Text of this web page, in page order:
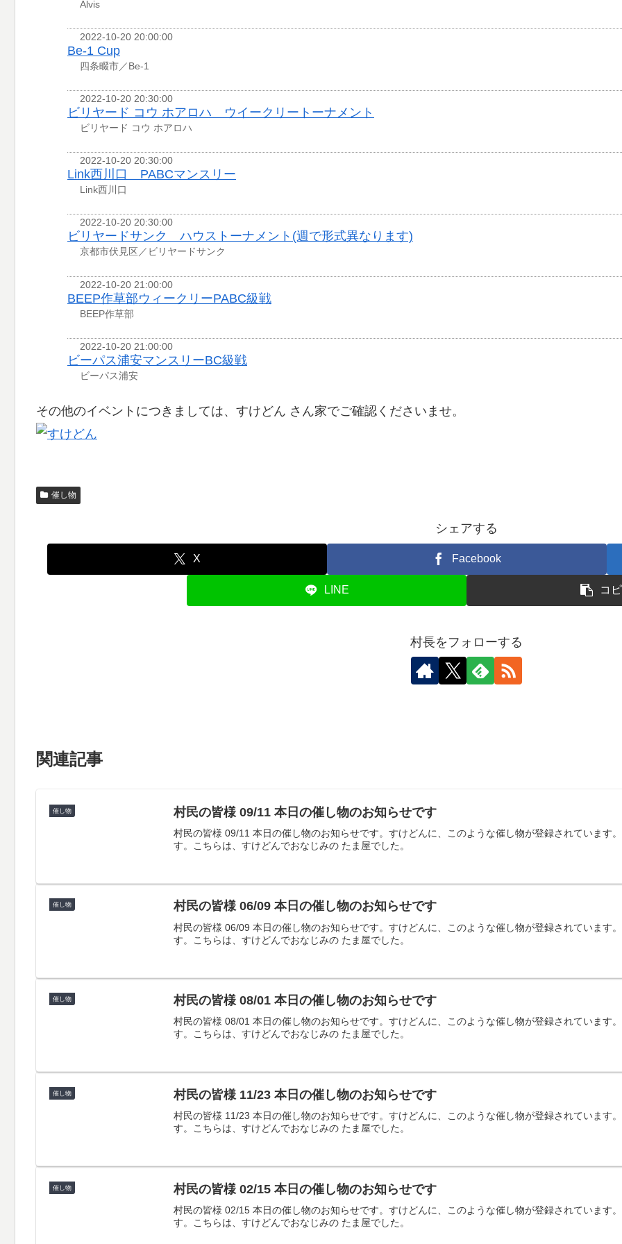
Alvis
2022-10-20 20:00:00
Be-1 Cup
四条畷市／Be-1
2022-10-20 20:30:00
ビリヤード コウ ホアロハ ウイークリートーナメント
ビリヤード コウ ホアロハ
2022-10-20 20:30:00
Link西川口 PABCマンスリー
Link西川口
2022-10-20 20:30:00
ビリヤードサンク ハウストーナメント(週で形式異なります)
京都市伏見区／ビリヤードサンク
2022-10-20 21:00:00
BEEP作草部ウィークリーPABC級戦
BEEP作草部
2022-10-20 21:00:00
ビーパス浦安マンスリーBC級戦
ビーパス浦安
その他のイベントにつきましては、すけどん さん家でご確認くださいませ。
催し物
シェアする
X Facebook
LINE コ
村長をフォローする
関連記事
催し物 村民の皆様 09/11 本日の催し物のお知らせです
村民の皆様 09/11 本日の催し物のお知らせです。すけどんに、このような催し物が登録されています
す。こちらは、すけどんでおなじみの たま屋でした。
催し物 村民の皆様 06/09 本日の催し物のお知らせです
村民の皆様 06/09 本日の催し物のお知らせです。すけどんに、このような催し物が登録されています
す。こちらは、すけどんでおなじみの たま屋でした。
催し物 村民の皆様 08/01 本日の催し物のお知らせです
村民の皆様 08/01 本日の催し物のお知らせです。すけどんに、このような催し物が登録されています
す。こちらは、すけどんでおなじみの たま屋でした。
催し物 村民の皆様 11/23 本日の催し物のお知らせです
村民の皆様 11/23 本日の催し物のお知らせです。すけどんに、このような催し物が登録されています
す。こちらは、すけどんでおなじみの たま屋でした。
催し物 村民の皆様 02/15 本日の催し物のお知らせです
村民の皆様 02/15 本日の催し物のお知らせです。すけどんに、このような催し物が登録されています
す。こちらは、すけどんでおなじみの たま屋でした。